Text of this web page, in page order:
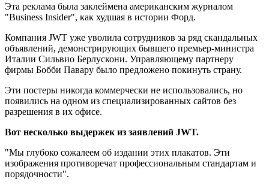
Эта реклама была заклеймена американским журналом
"Business Insider", как худшая в истории Форд.
Компания JWT уже уволила сотрудников за ряд скандальных
объявлений, демонстрирующих бывшего премьер-министра
Италии Сильвио Берлускони. Управляющему партнеру
фирмы Бобби Павару было предложено покинуть страну.
Эти постеры никогда коммерчески не использовались, но
появились на одном из специализированных сайтов без
разрешения в их офисе.
Вот несколько выдержек из заявлений JWT.
"Мы глубоко сожалеем об издании этих плакатов. Эти
изображения противоречат профессиональным стандартам и
порядочности".